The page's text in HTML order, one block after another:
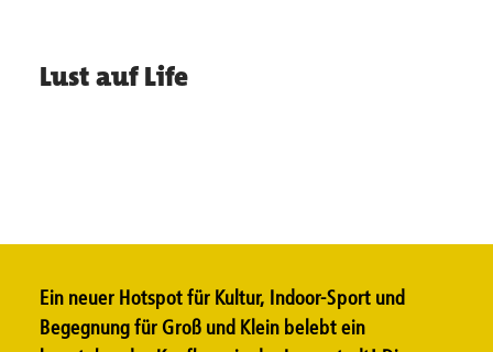
Lust auf Life
Ein neuer Hotspot für Kultur, Indoor-Sport und
Begegnung für Groß und Klein belebt ein